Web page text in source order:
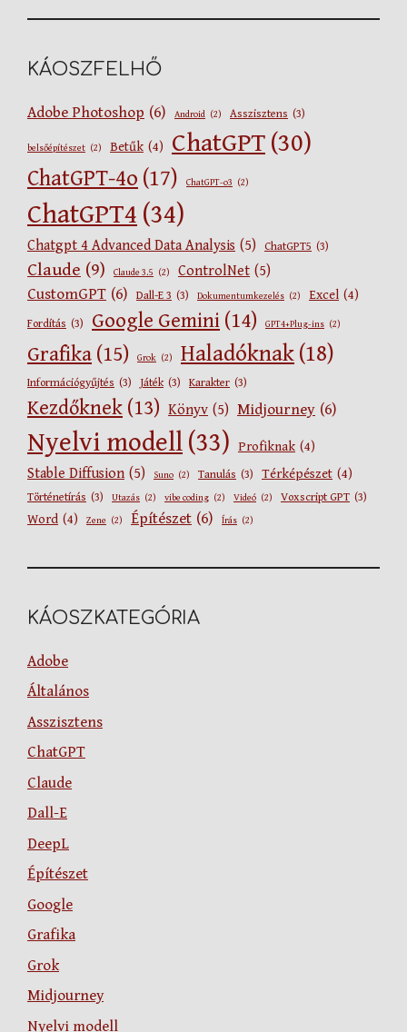
KÁOSZFELHŐ
Adobe Photoshop (6) Android (2) Asszisztens (3)
belsőépítészet (2) Betűk (4) ChatGPT (30)
ChatGPT-4o (17) ChatGPT-o3 (2)
ChatGPT4 (34)
Chatgpt 4 Advanced Data Analysis (5) ChatGPT5 (3)
Claude (9) Claude 3.5 (2) ControlNet (5)
CustomGPT (6) Dall-E 3 (3) Dokumentumkezelés (2) Excel (4)
Fordítás (3) Google Gemini (14) GPT4+Plug-ins (2)
Grafika (15) Grok (2) Haladóknak (18)
Információgyűjtés (3) Játék (3) Karakter (3)
Kezdőknek (13) Könyv (5) Midjourney (6)
Nyelvi modell (33) Profiknak (4)
Stable Diffusion (5) Suno (2) Tanulás (3) Térképészet (4)
Történetírás (3) Utazás (2) vibe coding (2) Videó (2) Voxscript GPT (3)
Word (4) Zene (2) Építészet (6) Írás (2)
KÁOSZKATEGÓRIA
Adobe
Általános
Asszisztens
ChatGPT
Claude
Dall-E
DeepL
Építészet
Google
Grafika
Grok
Midjourney
Nyelvi modell